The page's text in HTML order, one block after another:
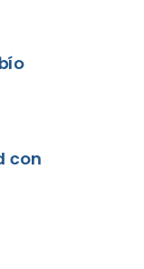
con